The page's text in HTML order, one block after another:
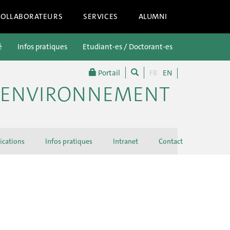
SERVICES ALUMNI
Portail FR EN
Infos pratiques Etudiant-es / Doctorant-es
Infos pratiques Intranet Contact